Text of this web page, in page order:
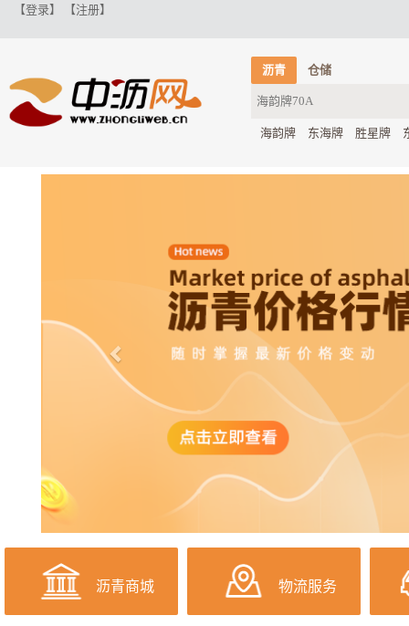
【登录】 【注册】
沥青 仓储
海韵牌 东海牌 胜星牌
沥青商城 物流服务